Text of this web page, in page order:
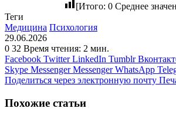
[Итого: 0 Среднее
Теги
Медицина Психология
29.06.2026
0 32 Время чтения: 2 мин.
Facebook Twitter LinkedIn Tumblr
Skype Messenger Messenger WhatsApp
Поделиться через электронную почту
Похожие статьи